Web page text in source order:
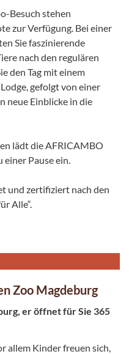
Besuch stehen
zur Verfügung. Bei einer
Sie faszinierende
nach den regulären
den Tag mit einem
gefolgt von einer
neue Einblicke in die
lädt die AFRICAMBO
Pause ein.
und zertifiziert nach den
Alle“.
Zoo Magdeburg
er öffnet für Sie 365
allem Kinder freuen sich,